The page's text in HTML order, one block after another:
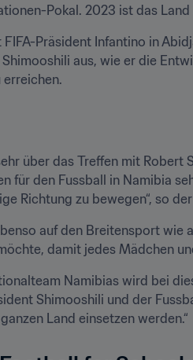
Pokal. 2023 ist das
FIFA-Präsident Infantino in
aus, wie er die
erreichen.
über das Treffen mit
für den Fussball in Namibia
Richtung zu bewegen“, so
auf den Breitensport wie
damit jedes Mädchen
Namibias wird bei
Shimooshili und der
Land einsetzen werden.“